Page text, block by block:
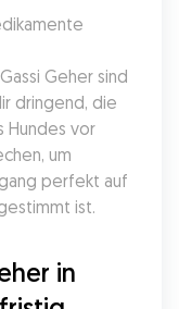
Geher sind
dringend, die
Hundes vor
um
perfekt auf
ist.
in